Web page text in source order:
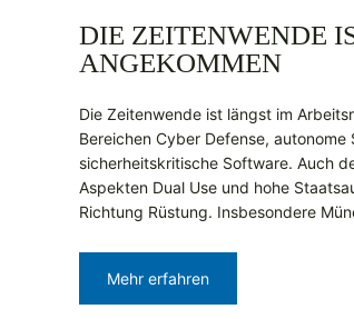
DIE ZEITENWENDE
ANGEKOMMEN
Die Zeitenwende ist längst im
Bereichen Cyber Defense,
sicherheitskritische Software. Auch
Aspekten Dual Use und hohe
Richtung Rüstung. Insbesondere
Mehr erfahren